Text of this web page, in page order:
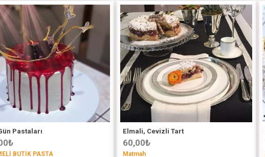
Pastaları
₺
BUTİK PASTA
Elmali, Cevizli Tart
60,00₺
Matmah